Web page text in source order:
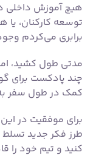
هیچ آموزش داخلی
توسعه کارکنان، یا
برابری می‌کردم
مدتی طول کشید،
چند پادکست برای
کمک در طول سفر به
برای موفقیت در
طرز فکر جدید تسلط
کنید و تیم خود را